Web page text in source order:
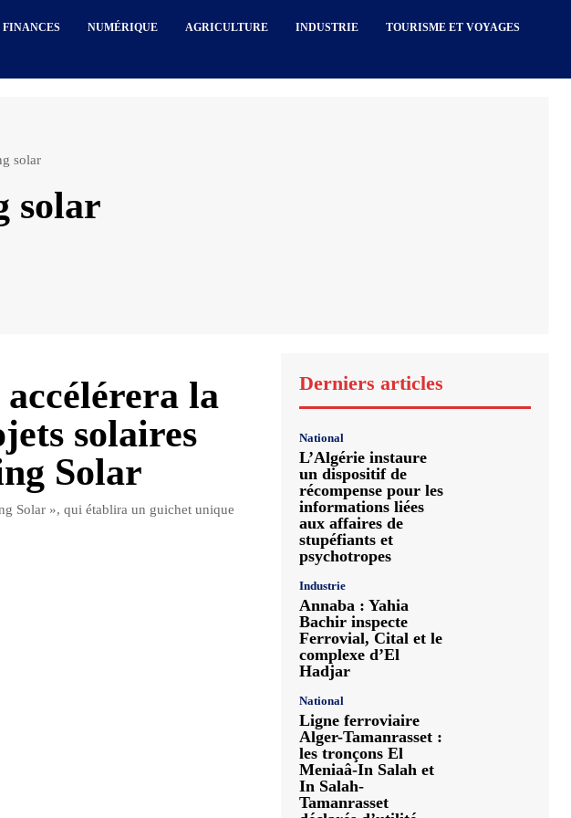
FINANCES NUMÉRIQUE AGRICULTURE INDUSTRIE TOURISME ET VOYAGES
solar
solar
la
solaires
Solar
Solar », qui établira un guichet unique
Derniers articles
National
L’Algérie instaure
un dispositif de
récompense pour les
informations liées
aux affaires de
stupéfiants et
psychotropes
Industrie
Annaba : Yahia
Bachir inspecte
Ferrovial, Cital et le
complexe d’El
Hadjar
National
Ligne ferroviaire
Alger-Tamanrasset :
les tronçons El
Meniaâ-In Salah et
In Salah-
Tamanrasset